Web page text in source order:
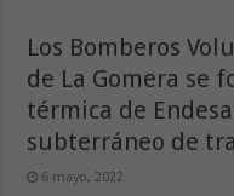
Los Bomberos
de La Gomera se
térmica de
subterráneo de
6 mayo, 2022